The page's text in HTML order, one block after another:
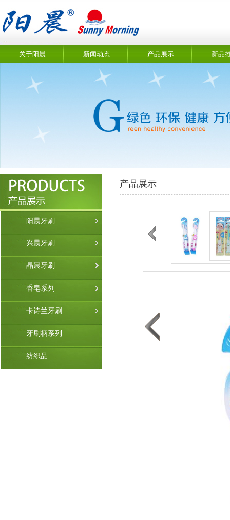
关于阳晨 新闻动态 产品展示 新品
阳晨牙刷
兴晨牙刷
晶晨牙刷
香皂系列
卡诗兰牙刷
牙刷柄系列
纺织品
产品展示